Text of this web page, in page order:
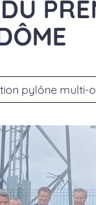
pylône multi-